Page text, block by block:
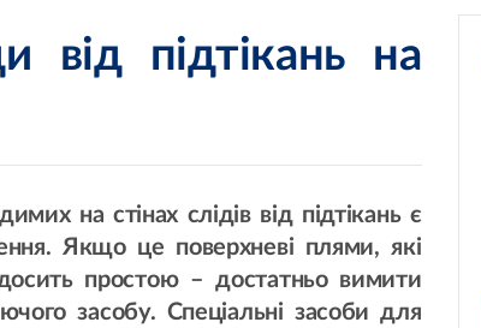
від підтікань на
на стінах слідів від підтікань є
Якщо це поверхневі плями, які
досить простою – достатньо вимити
засобу. Спеціальні засоби для